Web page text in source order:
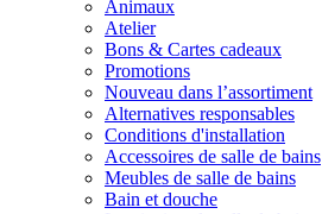
Animaux
Atelier
Bons & Cartes cadeaux
Promotions
Nouveau dans l’assortiment
Alternatives responsables
Conditions d'installation
Accessoires de salle de bains
Meubles de salle de bains
Bain et douche